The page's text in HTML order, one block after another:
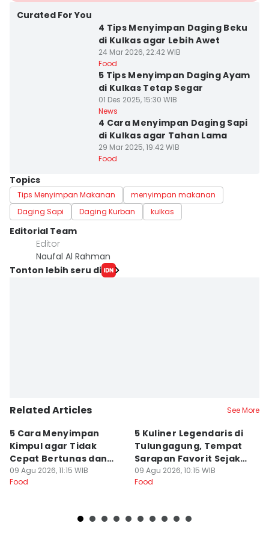
Curated For You
4 Tips Menyimpan Daging Beku
di Kulkas agar Lebih Awet
24 Mar 2026, 22:42 WIB
Food
5 Tips Menyimpan Daging Ayam
di Kulkas Tetap Segar
01 Des 2025, 15:30 WIB
News
4 Cara Menyimpan Daging Sapi
di Kulkas agar Tahan Lama
29 Mar 2025, 19:42 WIB
Food
Topics
Tips Menyimpan Makanan
menyimpan makanan
Daging Sapi
Daging Kurban kulkas
Editorial Team
Editor
Naufal Al Rahman
Tonton lebih seru di
Related Articles See More
5 Cara Menyimpan
Kimpul agar Tidak
Cepat Bertunas dan
Busuk
09 Agu 2026, 11:15 WIB
Food
5 Kuliner Legendaris di
Tulungagung, Tempat
Sarapan Favorit Sejak
Dulu
09 Agu 2026, 10:15 WIB
Food